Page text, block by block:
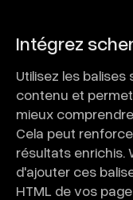
Intégrez
Utilisez les
contenu et
mieux
Cela peut
résultats enrichis.
d'ajouter ces
HTML de vos